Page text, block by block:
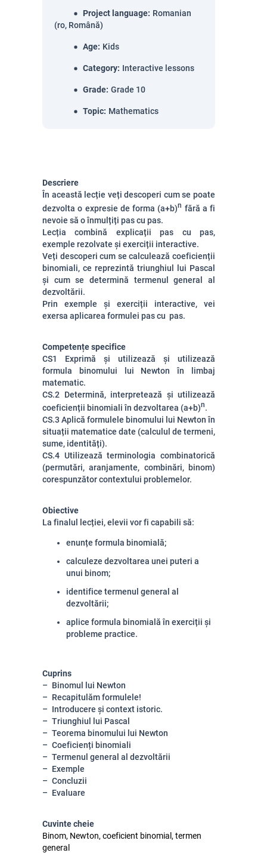
Project language: Romanian
(ro, Română)
Age: Kids
Category: Interactive lessons
Grade: Grade 10
Topic: Mathematics
Descriere
În această lecție veți descoperi cum se poate
dezvolta o expresie de forma (a+b)n fără a fi
nevoie să o înmulțiți pas cu pas.
Lecția combină explicații pas cu pas,
exemple rezolvate și exerciții interactive.
Veți descoperi cum se calculează coeficienții
binomiali, ce reprezintă triunghiul lui Pascal
și cum se determină termenul general al
dezvoltării.
Prin exemple și exerciții interactive, vei
exersa aplicarea formulei pas cu pas.
Competențe specifice
CS1
Exprimă și utilizează și utilizează
formula binomului lui Newton în limbaj
matematic.
CS.2 Determină, interpretează și utilizează
coeficienții binomiali în dezvoltarea (a+b)n.
CS.3 Aplică formulele binomului lui Newton în
situații matematice date (calculul de termeni,
sume, identități).
CS.4 Utilizează terminologia combinatorică
(permutări, aranjamente, combinări, binom)
corespunzător contextului problemelor.
Obiective
La finalul lecției, elevii vor fi capabili să:
enunțe formula binomială;
calculeze dezvoltarea unei puteri a
unui binom;
identifice termenul general al
dezvoltării;
aplice formula binomială în exerciții și
probleme practice.
Cuprins
Binomul lui Newton
Recapitulăm formulele!
Introducere și context istoric.
Triunghiul lui Pascal
Teorema binomului lui Newton
Coeficienți binomiali
Termenul general al dezvoltării
Exemple
Concluzii
Evaluare
Cuvinte cheie
Binom, Newton, coeficient binomial, termen
general